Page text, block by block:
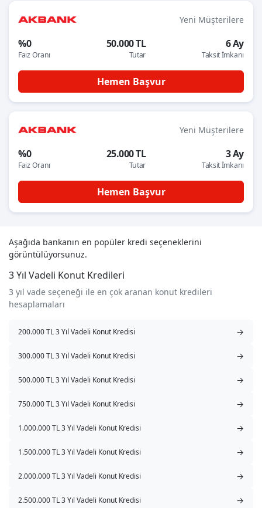
Yeni Müşterilere
%0
Faiz Oranı
50.000 TL
Tutar
6 Ay
Taksit İmkanı
Hemen Başvur
Yeni Müşterilere
%0
Faiz Oranı
25.000 TL
Tutar
3 Ay
Taksit İmkanı
Hemen Başvur
Aşağıda bankanın en popüler kredi seçeneklerini
görüntülüyorsunuz.
3 Yıl Vadeli Konut Kredileri
3 yıl vade seçeneği ile en çok aranan konut kredileri
hesaplamaları
200.000 TL 3 Yıl Vadeli Konut Kredisi →
300.000 TL 3 Yıl Vadeli Konut Kredisi →
500.000 TL 3 Yıl Vadeli Konut Kredisi →
750.000 TL 3 Yıl Vadeli Konut Kredisi →
1.000.000 TL 3 Yıl Vadeli Konut Kredisi →
1.500.000 TL 3 Yıl Vadeli Konut Kredisi →
2.000.000 TL 3 Yıl Vadeli Konut Kredisi →
2.500.000 TL 3 Yıl Vadeli Konut Kredisi →